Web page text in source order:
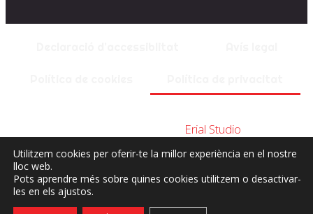
Erial Studio
Utilitzem cookies per oferir-te la millor experiència en el nostre
lloc web.
Pots aprendre més sobre quines cookies utilitzem o desactivar-
les en els ajustos.